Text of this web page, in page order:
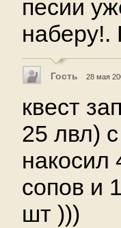
песии
наберу!.
Гость 28 мая
квест
25 лвл)
накосил
сопов и
шт )))